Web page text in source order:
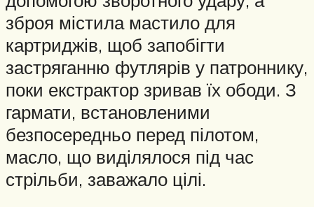
зброя містила мастило для
картриджів, щоб запобігти
застряганню футлярів у патроннику,
поки екстрактор зривав їх ободи. З
гармати, встановленими
безпосередньо перед пілотом,
масло, що виділялося під час
стрільби, заважало цілі.